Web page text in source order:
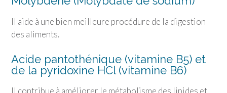
Il aide à une bien meilleure procédure de la digestion
des aliments.
Acide pantothénique (vitamine B5) et
de la pyridoxine HCl (vitamine B6)
Il contribue à améliorer le métabolisme des lipides et